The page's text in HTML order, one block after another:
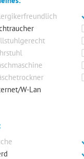
W-Lan